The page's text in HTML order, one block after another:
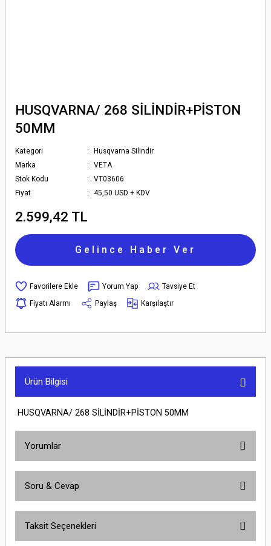
HUSQVARNA/ 268 SİLİNDİR+PİSTON
50MM
Kategori
Husqvarna Silindir
Marka
VETA
Stok Kodu
VT03606
Fiyat
45,50 USD + KDV
2.599,42 TL
Gelince Haber Ver
Yorum Yap
Tavsiye Et
Fiyatı Alarmı
Paylaş Karşılaştır
Ürün Bilgisi
HUSQVARNA/ 268 SİLİNDİR+PİSTON 50MM
Yorumlar
Soru & Cevap
Taksit Seçenekleri